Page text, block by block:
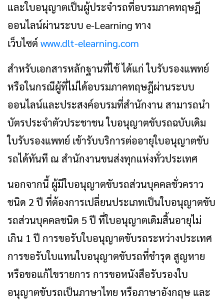
และใบอนุญาตเป็นผู้ประจำรถที่อบรมภาคทฤษฎี
ออนไลน์ผ่านระบบ e-Learning ทาง
เว็บไซต์ www.dlt-elearning.com
สำหรับเอกสารหลักฐานที่ใช้ ได้แก่ ใบรับรองแพทย์
หรือในกรณีผู้ที่ไม่ได้อบรมภาคทฤษฎีผ่านระบบ
ออนไลน์และประสงค์อบรมที่สำนักงาน สามารถนำ
บัตรประจำตัวประชาชน ใบอนุญาตขับรถฉบับเดิม
ใบรับรองแพทย์ เข้ารับบริการต่ออายุใบอนุญาตขับ
รถได้ทันที ณ สำนักงานขนส่งทุกแห่งทั่วประเทศ
นอกจากนี้ ผู้มีใบอนุญาตขับรถส่วนบุคคลชั่วคราว
ชนิด 2 ปี ที่ต้องการเปลี่ยนประเภทเป็นใบอนุญาตขับ
รถส่วนบุคคลชนิด 5 ปี ที่ใบอนุญาตเดิมสิ้นอายุไม่
เกิน 1 ปี การขอรับใบอนุญาตขับรถระหว่างประเทศ
การขอรับใบแทนใบอนุญาตขับรถที่ชำรุด สูญหาย
หรือขอแก้ไขรายการ การขอหนังสือรับรองใบ
อนุญาตขับรถเป็นภาษาไทย หรือภาษาอังกฤษ และ